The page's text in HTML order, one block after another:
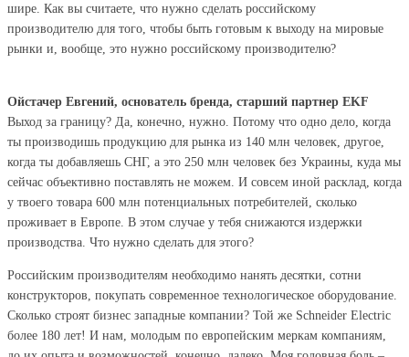
шире. Как вы считаете, что нужно сделать российскому
производителю для того, чтобы быть готовым к выходу на мировые
рынки и, вообще, это нужно российскому производителю?
Ойстачер Евгений, основатель бренда, старший партнер EKF
Выход за границу? Да, конечно, нужно. Потому что одно дело, когда
ты производишь продукцию для рынка из 140 млн человек, другое,
когда ты добавляешь СНГ, а это 250 млн человек без Украины, куда мы
сейчас объективно поставлять не можем. И совсем иной расклад, когда
у твоего товара 600 млн потенциальных потребителей, сколько
проживает в Европе. В этом случае у тебя снижаются издержки
производства. Что нужно сделать для этого?
Российским производителям необходимо нанять десятки, сотни
конструкторов, покупать современное технологическое оборудование.
Сколько строят бизнес западные компании? Той же Schneider Electric
более 180 лет! И нам, молодым по европейским меркам компаниям,